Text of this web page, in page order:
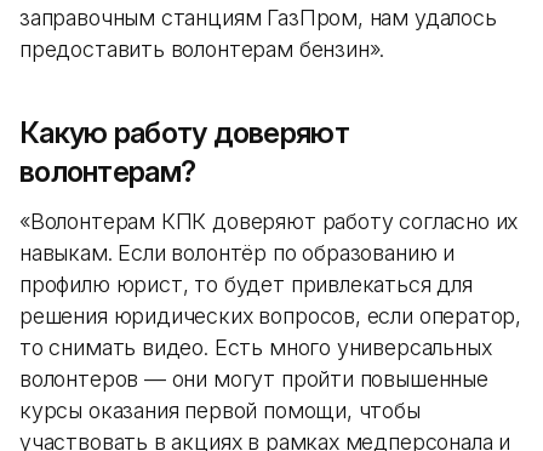
заправочным станциям ГазПром, нам удалось
предоставить волонтерам бензин».
Какую работу доверяют
волонтерам?
«Волонтерам КПК доверяют работу согласно их
навыкам. Если волонтёр по образованию и
профилю юрист, то будет привлекаться для
решения юридических вопросов, если оператор,
то снимать видео. Есть много универсальных
волонтеров — они могут пройти повышенные
курсы оказания первой помощи, чтобы
участвовать в акциях в рамках медперсонала и